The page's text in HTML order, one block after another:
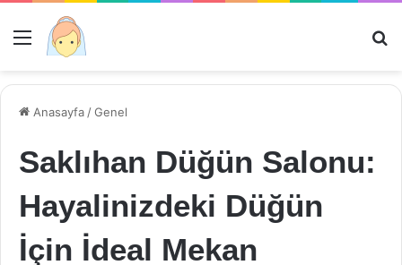
Menü
Anasayfa /Genel
Saklıhan Düğün Salonu:
Hayalinizdeki Düğün
İçin İdeal Mekan